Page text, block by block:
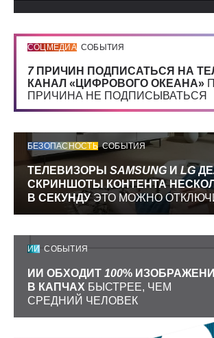
СОЦМЕДИА СОБЫТИЯ
7 ПРИЧИН ПОДПИСАТЬСЯ НА
КАНАЛ «ЦИФРОВОГО ОКЕАНА»
ПРИЧИНА НЕ ПОДПИСЫВАТЬСЯ
БЕЗОПАСНОСТЬ СОБЫТИЯ
ТЕЛЕВИЗОРЫ SAMSUNG И LG
СКРИНШОТЫ КОНТЕНТА
В СЕКУНДУЭТО МОЖНО
ИИ СОБЫТИЯ
ИИ ОБХОДИТ 100%
В КАПЧАХ БЫСТРЕЕ, ЧЕМ
СРЕДНИЙ ЧЕЛОВЕК